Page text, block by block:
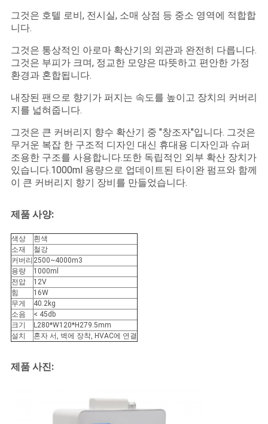
뉴
스
인
용
문
을
요
하
세
요
사
이
트
그것은 호텔 로비, 전시실, 소매 상점 등 중소 영역에 적합합
니다.
그것은 통상적인 아로마 확산기의 외관과 완전히 다릅니다.
그것은 부피가 크며, 정교한 모양은 따뜻하고 편안한 가정
환경과 혼합됩니다.
내장된 팬으로 향기가 퍼지는 속도를 높이고 장치의 커버리
지를 넓혀줍니다.
그것은 큰 커버리지 향수 확산기 중 "창조자"입니다. 그것은
무거운 복잡 한 구조적 디자인 대신 휴대용 디자인과 슈퍼
조용한 구조를 사용합니다.또한 독립적인 외부 확산 장치가
있습니다.1000ml 용량으로 업데이트된 타이완 펌프와 함께
이 큰 커버리지 향기 장비를 만들었습니다.
제품 사양:
색상
흰색
소재
철강
커버리 2500~4000m3
용량
1000ml
전압
12V
힘
16W
무게
40.2kg
소음
< 45db
크기
L280*W120*H279.5mm
설치
혼자 서, 벽에 장착, HVAC에 연결
제품 사진: